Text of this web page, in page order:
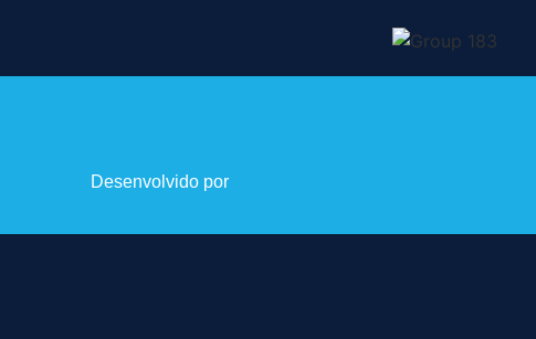
Desenvolvido por